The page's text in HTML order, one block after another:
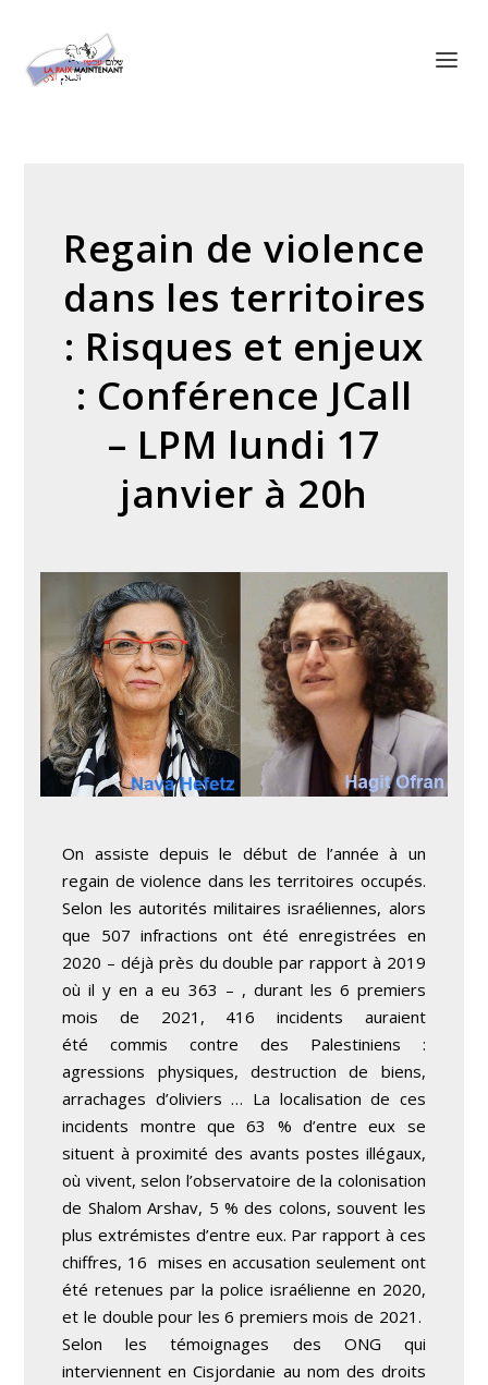
Regain de violence
dans les territoires
: Risques et enjeux
: Conférence JCall
– LPM lundi 17
janvier à 20h
On assiste depuis le début de l’année à un
regain de violence dans les territoires occupés.
Selon les autorités militaires israéliennes, alors
que 507 infractions ont été enregistrées en
2020 – déjà près du double par rapport à 2019
où il y en a eu 363 – , durant les 6 premiers
mois de 2021, 416 incidents auraient
été commis contre des Palestiniens :
agressions physiques, destruction de biens,
arrachages d’oliviers … La localisation de ces
incidents montre que 63 % d’entre eux se
situent à proximité des avants postes illégaux,
où vivent, selon l’observatoire de la colonisation
de Shalom Arshav, 5 % des colons, souvent les
plus extrémistes d’entre eux. Par rapport à ces
chiffres, 16 mises en accusation seulement ont
été retenues par la police israélienne en 2020,
et le double pour les 6 premiers mois de 2021.
Selon les témoignages des ONG qui
interviennent en Cisjordanie au nom des droits